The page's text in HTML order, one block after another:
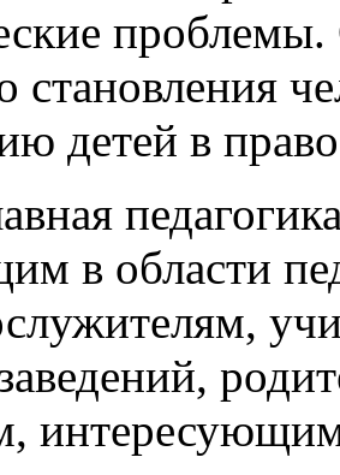
становления
детей в
в области